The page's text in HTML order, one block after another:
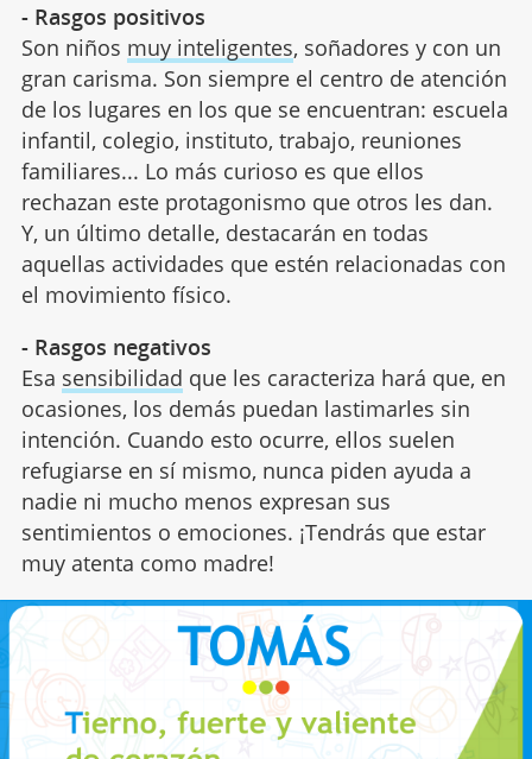
- Rasgos positivos
Son niños muy inteligentes, soñadores y con un
gran carisma. Son siempre el centro de atención
de los lugares en los que se encuentran: escuela
infantil, colegio, instituto, trabajo, reuniones
familiares... Lo más curioso es que ellos
rechazan este protagonismo que otros les dan.
Y, un último detalle, destacarán en todas
aquellas actividades que estén relacionadas con
el movimiento físico.
- Rasgos negativos
Esa sensibilidad que les caracteriza hará que, en
ocasiones, los demás puedan lastimarles sin
intención. Cuando esto ocurre, ellos suelen
refugiarse en sí mismo, nunca piden ayuda a
nadie ni mucho menos expresan sus
sentimientos o emociones. ¡Tendrás que estar
muy atenta como madre!